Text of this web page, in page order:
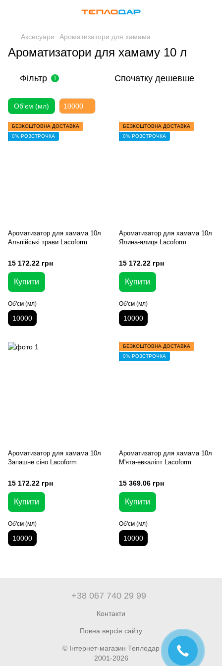
Аксесуари Ароматизатори для хамама
Ароматизатори для хамаму 10 л
Фільтр 1 Спочатку дешевше
Об'єм (мл) 10000
БЕЗКОШТОВНА ДОСТАВКА
0% РОЗСТРОЧКА
Ароматизатор для хамама 10л
Альпійські трави Lacoform
15 172.22 грн
Купити
Об'єм (мл)
10000
БЕЗКОШТОВНА ДОСТАВКА
0% РОЗСТРОЧКА
Ароматизатор для хамама 10л
Ялина-ялиця Lacoform
15 172.22 грн
Купити
Об'єм (мл)
10000
Ароматизатор для хамама 10л
Запашне сіно Lacoform
15 172.22 грн
Купити
Об'єм (мл)
10000
БЕЗКОШТОВНА ДОСТАВКА
0% РОЗСТРОЧКА
Ароматизатор для хамама 10л
М'ята-евкаліпт Lacoform
15 369.06 грн
Купити
Об'єм (мл)
10000
+38 067 740 29 99
Контакти
Повна версія сайту
© Інтернет-магазин Теплодар
2001-2026